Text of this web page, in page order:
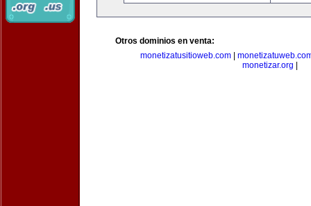
Otros dominios en venta:
monetizatusitioweb.com
monetizar.org